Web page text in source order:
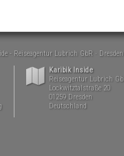
- Reiseagentur Lubrich GbR
Dresden
Karibik Inside
Reiseagentur Lubrich
Lockwitztalstraße 20
01259 Dresden
Deutschland